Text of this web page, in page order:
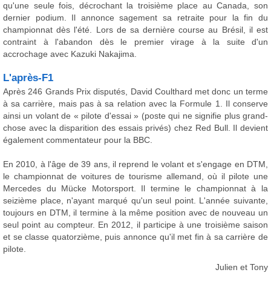
qu'une seule fois, décrochant la troisième place au Canada, son
dernier podium. Il annonce sagement sa retraite pour la fin du
championnat dès l'été. Lors de sa dernière course au Brésil, il est
contraint à l'abandon dès le premier virage à la suite d'un
accrochage avec Kazuki Nakajima.
L'après-F1
Après 246 Grands Prix disputés, David Coulthard met donc un terme
à sa carrière, mais pas à sa relation avec la Formule 1. Il conserve
ainsi un volant de « pilote d'essai » (poste qui ne signifie plus grand-
chose avec la disparition des essais privés) chez Red Bull. Il devient
également commentateur pour la BBC.
En 2010, à l'âge de 39 ans, il reprend le volant et s'engage en DTM,
le championnat de voitures de tourisme allemand, où il pilote une
Mercedes du Mücke Motorsport. Il termine le championnat à la
seizième place, n'ayant marqué qu'un seul point. L'année suivante,
toujours en DTM, il termine à la même position avec de nouveau un
seul point au compteur. En 2012, il participe à une troisième saison
et se classe quatorzième, puis annonce qu'il met fin à sa carrière de
pilote.
Julien et Tony